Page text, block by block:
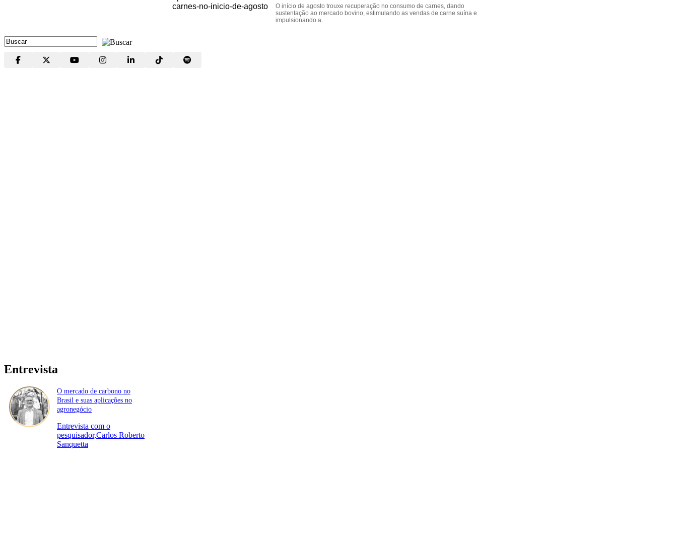
O início de agosto trouxe recuperação no consumo de carnes, dando
sustentação ao mercado bovino, estimulando as vendas de carne suína e
impulsionando a.
Entrevista
O mercado de carbono no
Brasil e suas aplicações no
agronegócio
Entrevista com o
pesquisador,Carlos Roberto
Sanquetta